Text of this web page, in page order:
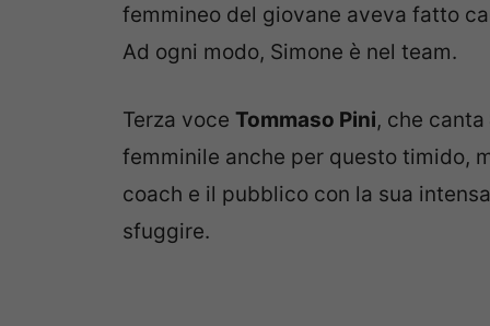
femmineo del giovane aveva fatto
Ad ogni modo, Simone è nel team.
Terza voce Tommaso Pini, che canta
femminile anche per questo timido,
coach e il pubblico con la sua
sfuggire.